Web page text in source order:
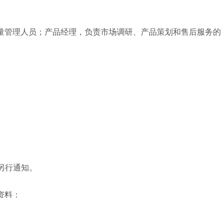
理人员；产品经理，负责市场调研、产品策划和售后服务的
通知。
：